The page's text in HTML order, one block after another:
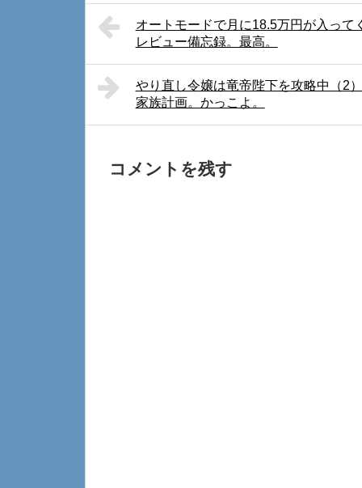
オートモードで月に18.5万円が入っ
レビュー備忘録。最高。
やり直し令嬢は竜帝陛下を攻略中（
家族計画。かっこよ。
コメントを残す